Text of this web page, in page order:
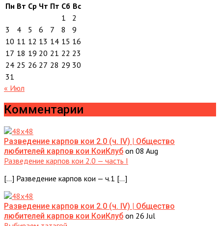
Пн Вт Ср Чт Пт Сб Вс
1
2
3
4 5 6 7 8
9
10 11 12 13 14 15 16
17 18 19 20 21 22 23
24 25 26 27 28 29 30
31
« Июл
Комментарии
Разведение карпов кои 2.0 (ч. IV) | Общество
любителей карпов кои КоиКлуб on 08 Aug
Разведение карпов кои 2.0 — часть I
[…] Разведение карпов кои — ч.1 […]
Разведение карпов кои 2.0 (ч. IV) | Общество
любителей карпов кои КоиКлуб on 26 Jul